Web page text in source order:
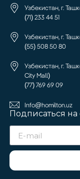
Узбекистан, г.
(71) 233 44 51
Узбекистан, г.
(55) 508 50 80
Узбекистан, г.
City Mall)
(77) 769 69 09
Info@homilton.uz
Подписаться